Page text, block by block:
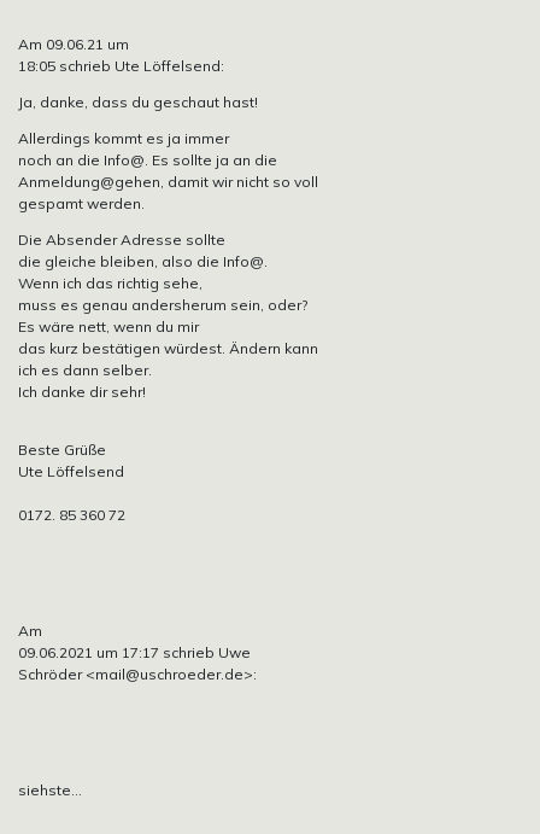
Am 09.06.21 um
18:05 schrieb Ute Löffelsend:
Ja, danke, dass du geschaut hast!
Allerdings kommt es ja immer
noch an die Info@. Es sollte ja an die
Anmeldung@gehen, damit wir nicht so voll
gespamt werden.
Die Absender Adresse sollte
die gleiche bleiben, also die Info@.
Wenn ich das richtig sehe,
muss es genau andersherum sein, oder?
Es wäre nett, wenn du mir
das kurz bestätigen würdest. Ändern kann
ich es dann selber.
Ich danke dir sehr!
Beste Grüße
Ute Löffelsend
0172. 85 360 72
Am
09.06.2021 um 17:17 schrieb Uwe
Schröder <mail@uschroeder.de>:
siehste…